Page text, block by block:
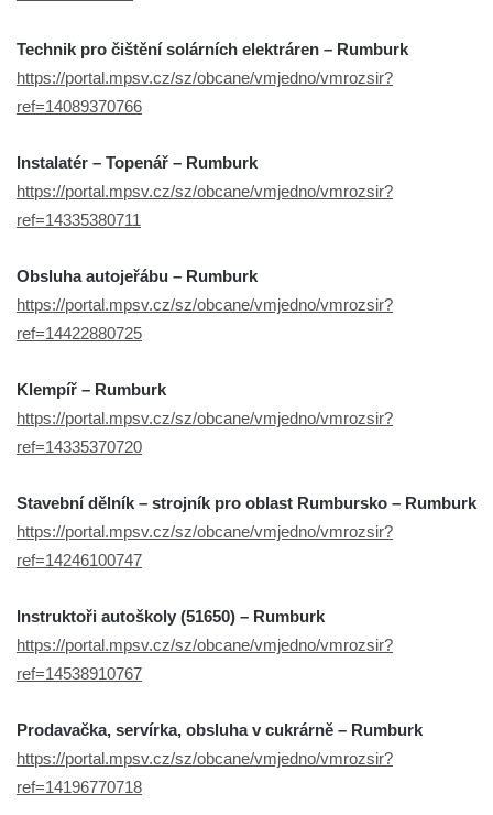
Technik pro čištění solárních elektráren – Rumburk
https://portal.mpsv.cz/sz/obcane/vmjedno/vmrozsir?
ref=14089370766
Instalatér – Topenář – Rumburk
https://portal.mpsv.cz/sz/obcane/vmjedno/vmrozsir?
ref=14335380711
Obsluha autojeřábu – Rumburk
https://portal.mpsv.cz/sz/obcane/vmjedno/vmrozsir?
ref=14422880725
Klempíř – Rumburk
https://portal.mpsv.cz/sz/obcane/vmjedno/vmrozsir?
ref=14335370720
Stavební dělník – strojník pro oblast Rumbursko – Rumburk
https://portal.mpsv.cz/sz/obcane/vmjedno/vmrozsir?
ref=14246100747
Instruktoři autoškoly (51650) – Rumburk
https://portal.mpsv.cz/sz/obcane/vmjedno/vmrozsir?
ref=14538910767
Prodavačka, servírka, obsluha v cukrárně – Rumburk
https://portal.mpsv.cz/sz/obcane/vmjedno/vmrozsir?
ref=14196770718